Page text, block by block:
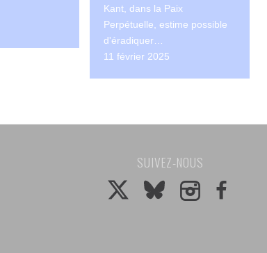
Kant, dans la Paix
Perpétuelle, estime possible
d'éradiquer…
11 février 2025
SUIVEZ-NOUS